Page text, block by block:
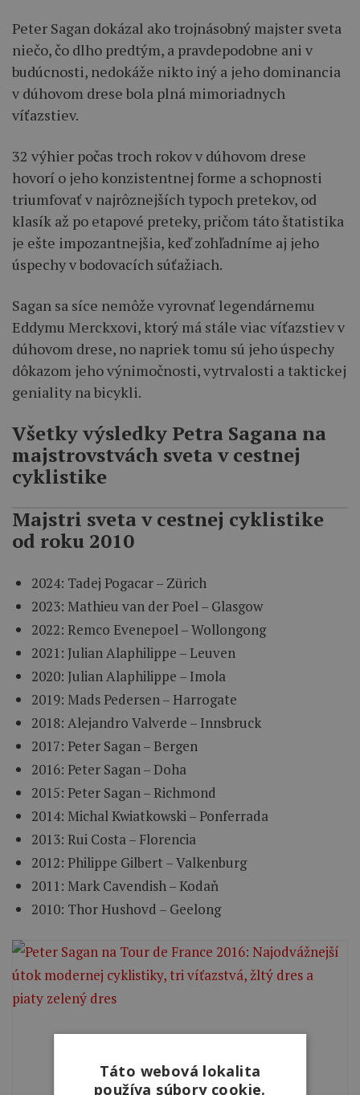
Peter Sagan dokázal ako trojnásobný majster sveta
niečo, čo dlho predtým, a pravdepodobne ani v
budúcnosti, nedokáže nikto iný a jeho dominancia
v dúhovom drese bola plná mimoriadnych
víťazstiev.
32 výhier počas troch rokov v dúhovom drese
hovorí o jeho konzistentnej forme a schopnosti
triumfovať v najrôznejších typoch pretekov, od
klasík až po etapové preteky, pričom táto štatistika
je ešte impozantnejšia, keď zohľadníme aj jeho
úspechy v bodovacích súťažiach.
Sagan sa síce nemôže vyrovnať legendárnemu
Eddymu Merckxovi, ktorý má stále viac víťazstiev v
dúhovom drese, no napriek tomu sú jeho úspechy
dôkazom jeho výnimočnosti, vytrvalosti a taktickej
geniality na bicykli.
Všetky výsledky Petra Sagana na
majstrovstvách sveta v cestnej
cyklistike
Majstri sveta v cestnej cyklistike
od roku 2010
2024: Tadej Pogacar – Zürich
2023: Mathieu van der Poel – Glasgow
2022: Remco Evenepoel – Wollongong
2021: Julian Alaphilippe – Leuven
2020: Julian Alaphilippe – Imola
2019: Mads Pedersen – Harrogate
2018: Alejandro Valverde – Innsbruck
2017: Peter Sagan – Bergen
2016: Peter Sagan – Doha
2015: Peter Sagan – Richmond
2014: Michal Kwiatkowski – Ponferrada
2013: Rui Costa – Florencia
2012: Philippe Gilbert – Valkenburg
2011: Mark Cavendish – Kodaň
2010: Thor Hushovd – Geelong
Táto webová lokalita
používa súbory cookie.